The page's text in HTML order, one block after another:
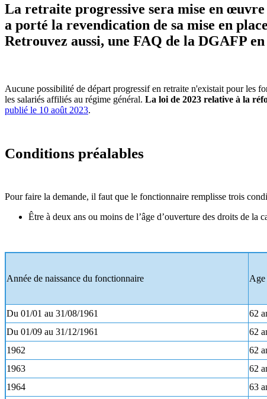
La retraite progressive sera mise en
a porté la revendication de sa mise en
Retrouvez aussi, une FAQ de la DGAFP
Aucune possibilité de départ progressif en retraite n'existait pour les
les salariés affiliés au régime général. La loi de 2023 relative à la
publié le 10 août 2023.
Conditions préalables
Pour faire la demande, il faut que le fonctionnaire remplisse trois
Être à deux ans ou moins de l’âge d’ouverture des droits de la
Année de naissance du fonctionnaire Age
Du 01/01 au 31/08/1961 62
Du 01/09 au 31/12/1961
62
1962
62
1963
62
1964
63